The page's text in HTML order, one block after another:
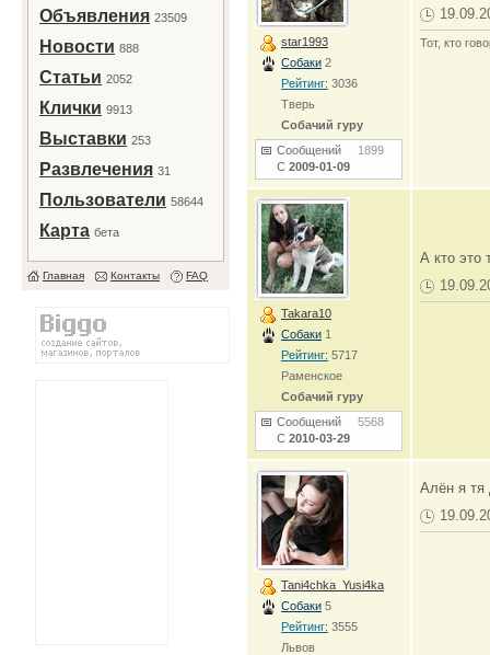
Объявления 23509
Новости 888
Статьи 2052
Клички 9913
Выставки 253
Развлечения 31
Пользователи 58644
Карта бета
Главная Контакты FAQ
star1993
Собаки 2
Рейтинг: 3036
Тверь
Собачий гуру
Сообщений 1899
С 2009-01-09
Тот, кто
Takara10
Собаки 1
Рейтинг: 5717
Раменское
Собачий гуру
Сообщений 5568
С 2010-03-29
А кто это
Tani4chka_Yusi4ka
Собаки 5
Рейтинг: 3555
Львов
Алён я тя